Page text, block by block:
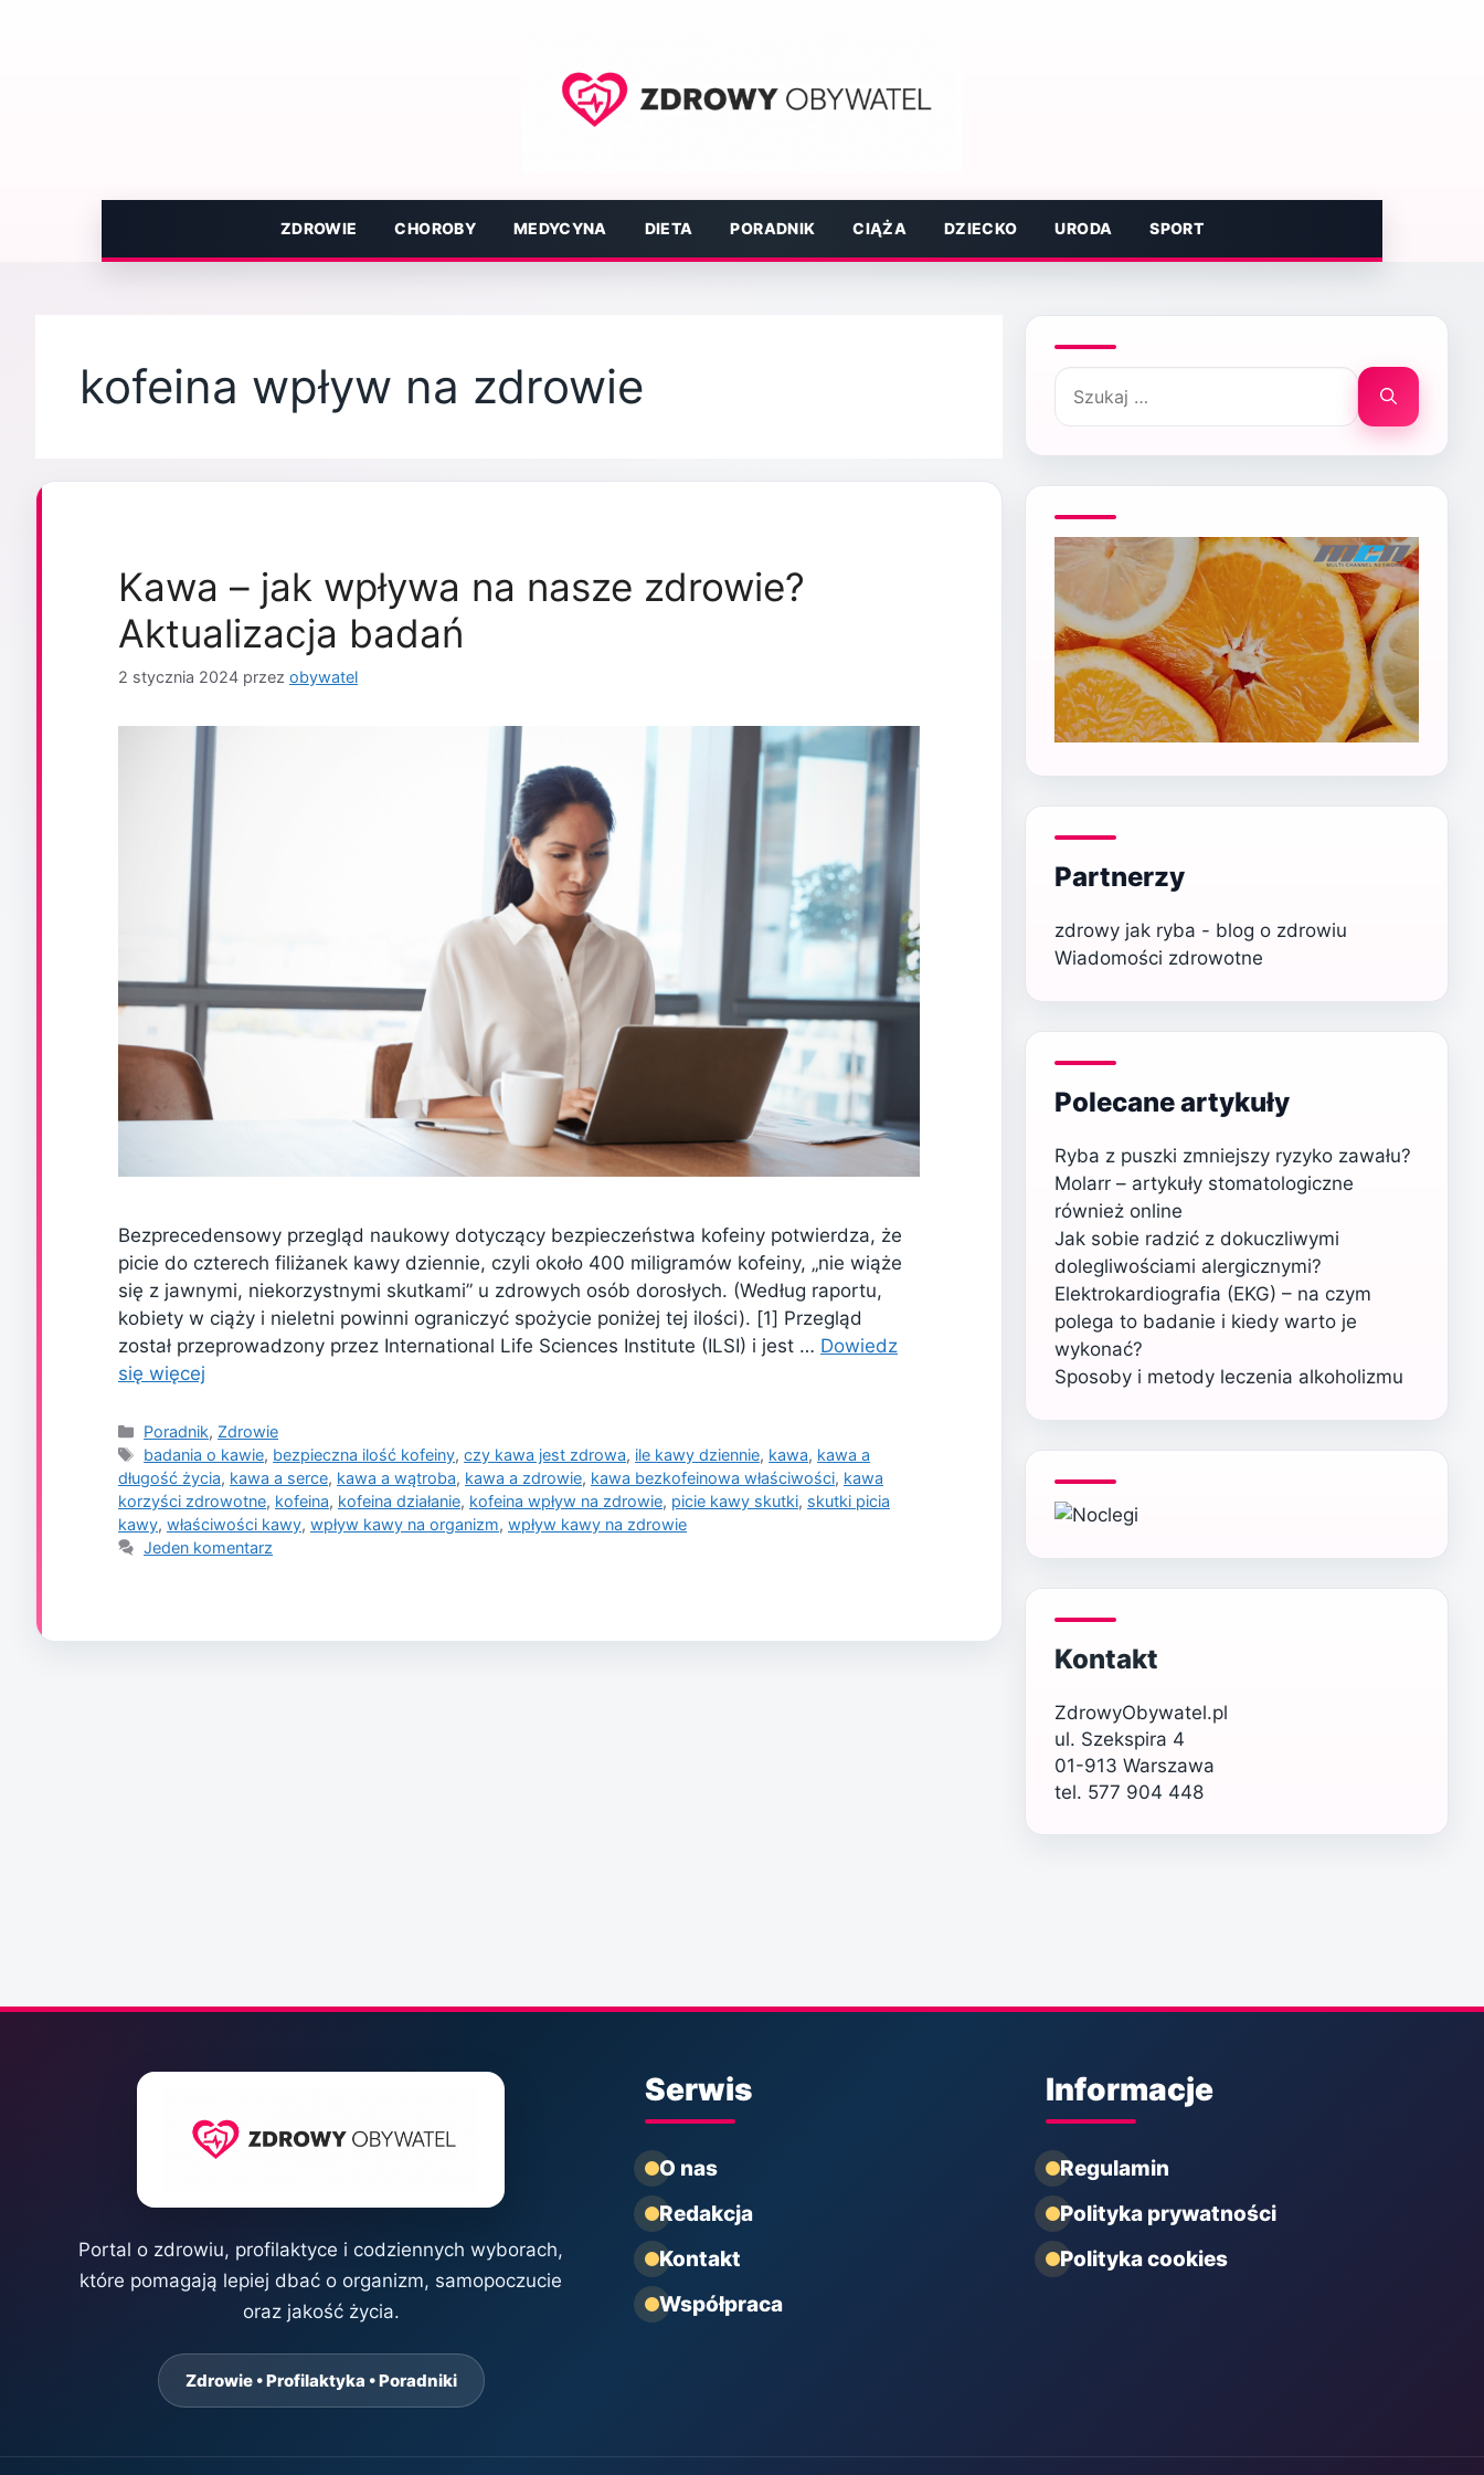
ZDROWIE CHOROBY MEDYCYNA DIETA PORADNIK CIĄŻA DZIECKO URODA SPORT
kofeina wpływ na zdrowie
Kawa – jak wpływa na nasze zdrowie?
Aktualizacja badań
2 stycznia 2024 przez obywatel
Bezprecedensowy przegląd naukowy dotyczący bezpieczeństwa kofeiny potwierdza, że
picie do czterech filiżanek kawy dziennie, czyli około 400 miligramów kofeiny, „nie wiąże
się z jawnymi, niekorzystnymi skutkami” u zdrowych osób dorosłych. (Według raportu,
kobiety w ciąży i nieletni powinni ograniczyć spożycie poniżej tej ilości). [1] Przegląd
został przeprowadzony przez International Life Sciences Institute (ILSI) i jest … Dowiedz
się więcej
Kategorie
Poradnik, Zdrowie
Tagi
badania o kawie, bezpieczna ilość kofeiny,czy kawa jest zdrowa, ile kawy dziennie, kawa, kawa a
długość życia, kawa a serce, kawa a wątroba, kawa a zdrowie, kawa bezkofeinowa właściwości, kawa
korzyści zdrowotne, kofeina, kofeina działanie, kofeina wpływ na zdrowie, picie kawy skutki, skutki picia
kawy, właściwości kawy, wpływ kawy na organizm, wpływ kawy na zdrowie
Jeden komentarz
Szukaj:
Partnerzy
zdrowy jak ryba - blog o zdrowiu
Wiadomości zdrowotne
Polecane artykuły
Ryba z puszki zmniejszy ryzyko zawału?
Molarr – artykuły stomatologiczne
również online
Jak sobie radzić z dokuczliwymi
dolegliwościami alergicznymi?
Elektrokardiografia (EKG) – na czym
polega to badanie i kiedy warto je
wykonać?
Sposoby i metody leczenia alkoholizmu
Kontakt
ZdrowyObywatel.pl
ul. Szekspira 4
01-913 Warszawa
tel. 577 904 448
Portal o zdrowiu, profilaktyce i codziennych wyborach,
które pomagają lepiej dbać o organizm, samopoczucie
oraz jakość życia.
Zdrowie • Profilaktyka • Poradniki
Serwis
O nas
Redakcja
Kontakt
Współpraca
Informacje
Regulamin
Polityka prywatności
Polityka cookies